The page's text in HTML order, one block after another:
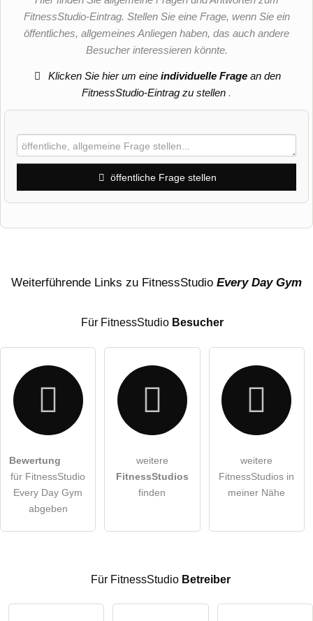
FitnessStudio-Eintrag. Stellen Sie eine Frage, wenn Sie ein
öffentliches, allgemeines Anliegen haben, das auch andere
Besucher interessieren könnte.
Klicken Sie hier um eineindividuelle Frage an den
FitnessStudio-Eintrag zu stellen .
öffentliche Frage stellen
E-Mail-Adresse (wird nicht veröffentlicht)
Hiermit akzeptiere ich dieAGB
DieDatenschutzerklärung habe ich zur Kenntnis genommen.
Besucher sichtbar
Weiterführende Links zu FitnessStudio Every Day Gym
Für FitnessStudio Besucher
Bewertung
für FitnessStudio
Every Day Gym
abgeben
weitere
FitnessStudios
finden
weitere
FitnessStudios in
meiner Nähe
Für FitnessStudio Betreiber